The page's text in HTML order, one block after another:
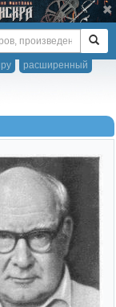
расширенный